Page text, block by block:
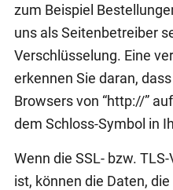
zum Beispiel
uns als Seitenbetreiber
Verschlüsselung. Eine
erkennen Sie daran,
Browsers von “http://”
dem Schloss-Symbol in
Wenn die SSL- bzw.
ist, können die Daten,